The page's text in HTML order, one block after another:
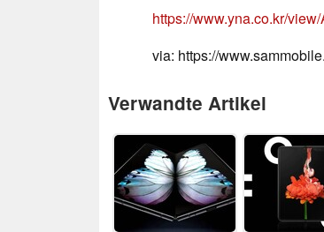
https://www.yna.co.kr/
via: https://
Verwandte Artikel